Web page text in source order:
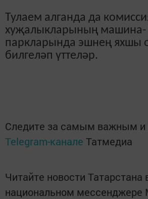
Тулаем алганда да
хуҗалыкларының машина-
паркларында эшнең яхшы
билгеләп үттеләр.
Следите за самым важным и
Telegram-канале Татмедиа
Читайте новости Татарстана
национальном мессенджере